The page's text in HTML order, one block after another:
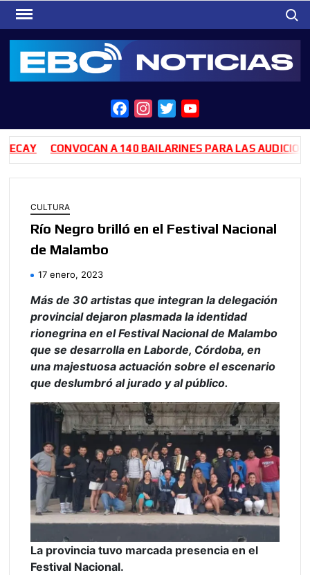
Saltar
contenido
a
c
e
b
k
n
s
t
a
a
w
i
t
t
o
u
T
u
CONVOCAN A 140 BAILARINES PARA LAS AUDICIONES
CULTURA
Río Negro brilló en el Festival Nacional
de Malambo
17 enero, 2023
Más de 30 artistas que integran la delegación
provincial dejaron plasmada la identidad
rionegrina en el Festival Nacional de Malambo
que se desarrolla en Laborde, Córdoba, en
una majestuosa actuación sobre el escenario
que deslumbró al jurado y al público.
La provincia tuvo marcada presencia en el
Festival Nacional.